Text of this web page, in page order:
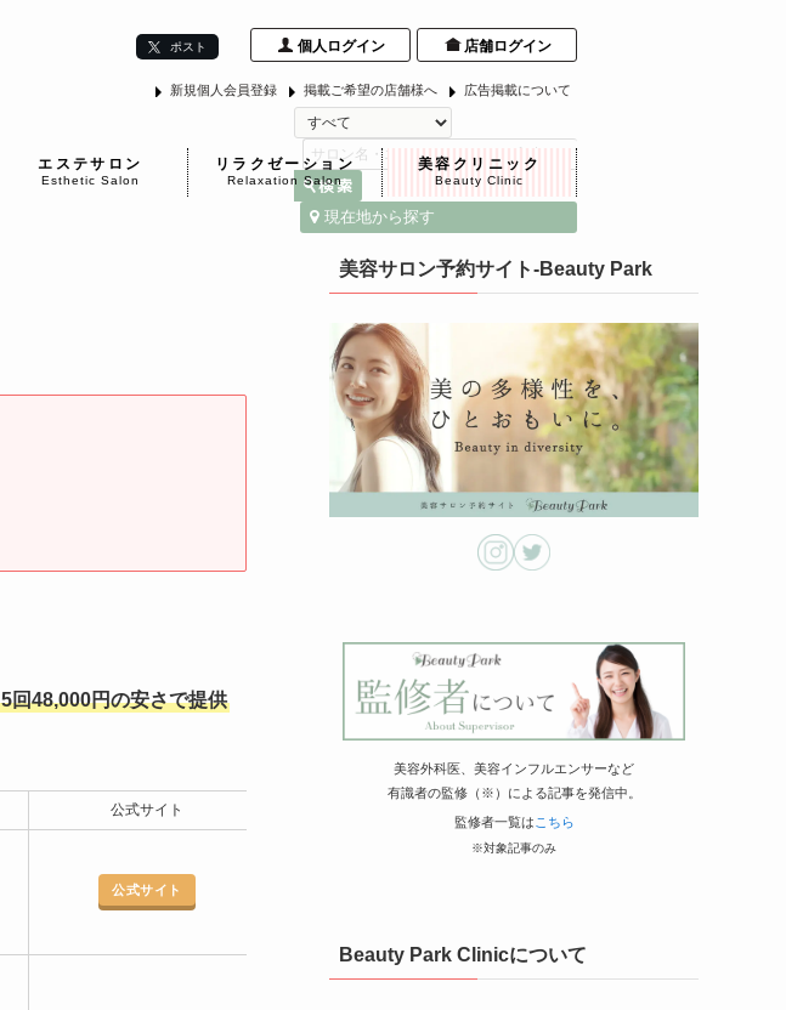
個人ログイン
店舗ログイン
ポスト
広告掲載について
掲載ご希望の店舗様へ
新規個人会員登録
現在地から探す
エステサロン
Esthetic Salon
リラクゼーション
Relaxation Salon
美容クリニック
Beauty Clinic
5回48,000円の安さで提供
公式サイト
公式サイト
美容サロン予約サイト-Beauty Park
美容外科医、美容インフルエンサーなど
有識者の監修（※）による記事を発信中。
監修者一覧は こちら
※対象記事のみ
Beauty Park Clinicについて